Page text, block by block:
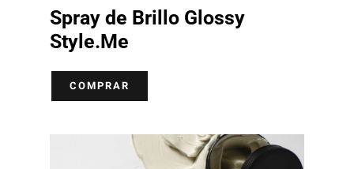
Spray de Brillo Glossy
Style.Me
COMPRAR